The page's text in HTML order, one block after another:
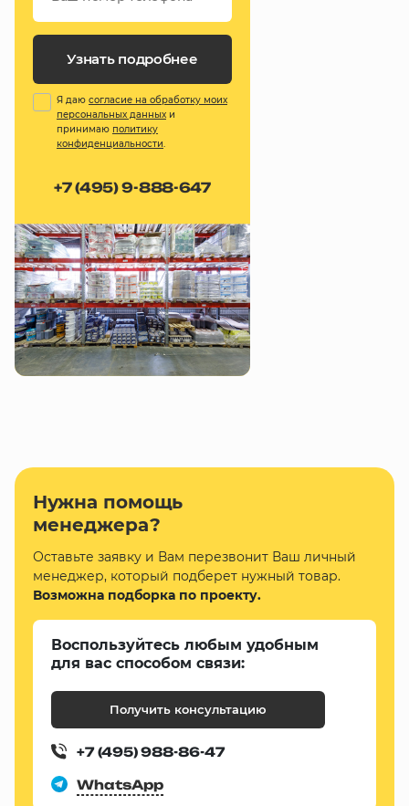
Узнать подробнее
Я даю согласие на обработку моих
персональных данных и
принимаю политику
конфиденциальности.
+7 (495) 9-888-647
Нужна помощь
менеджера?
Оставьте заявку и Вам перезвонит Ваш личный
менеджер, который подберет нужный товар.
Возможна подборка по проекту.
Воспользуйтесь любым удобным
для вас способом связи:
Получить консультацию
+7 (495) 988-86-47
WhatsApp